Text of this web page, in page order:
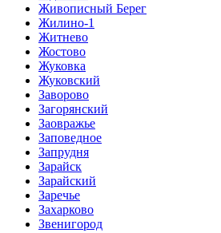
Живописный Берег
Жилино-1
Житнево
Жостово
Жуковка
Жуковский
Заворово
Загорянский
Заовражье
Заповедное
Запрудня
Зарайск
Зарайский
Заречье
Захарково
Звенигород